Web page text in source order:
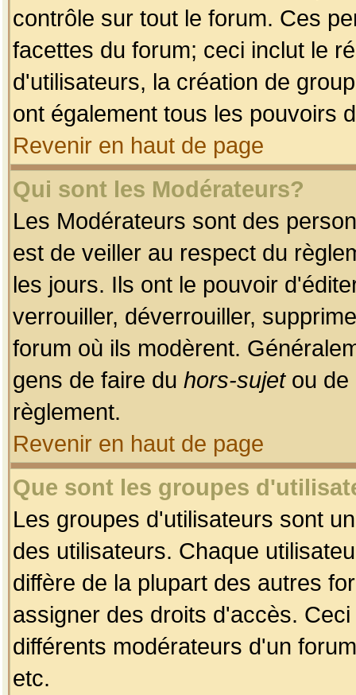
contrôle sur tout le forum. Ces
facettes du forum; ceci inclut le
d'utilisateurs, la création de
ont également tous les pouvoirs
Revenir en haut de page
Qui sont les Modérateurs?
Les Modérateurs sont des
est de veiller au respect du
les jours. Ils ont le pouvoir
verrouiller, déverrouiller,
forum où ils modèrent.
gens de faire du hors-sujetou de
règlement.
Revenir en haut de page
Que sont les groupes
Les groupes d'utilisateurs sont
des utilisateurs. Chaque
diffère de la plupart des autres
assigner des droits d'accès.
différents modérateurs d'un
etc.